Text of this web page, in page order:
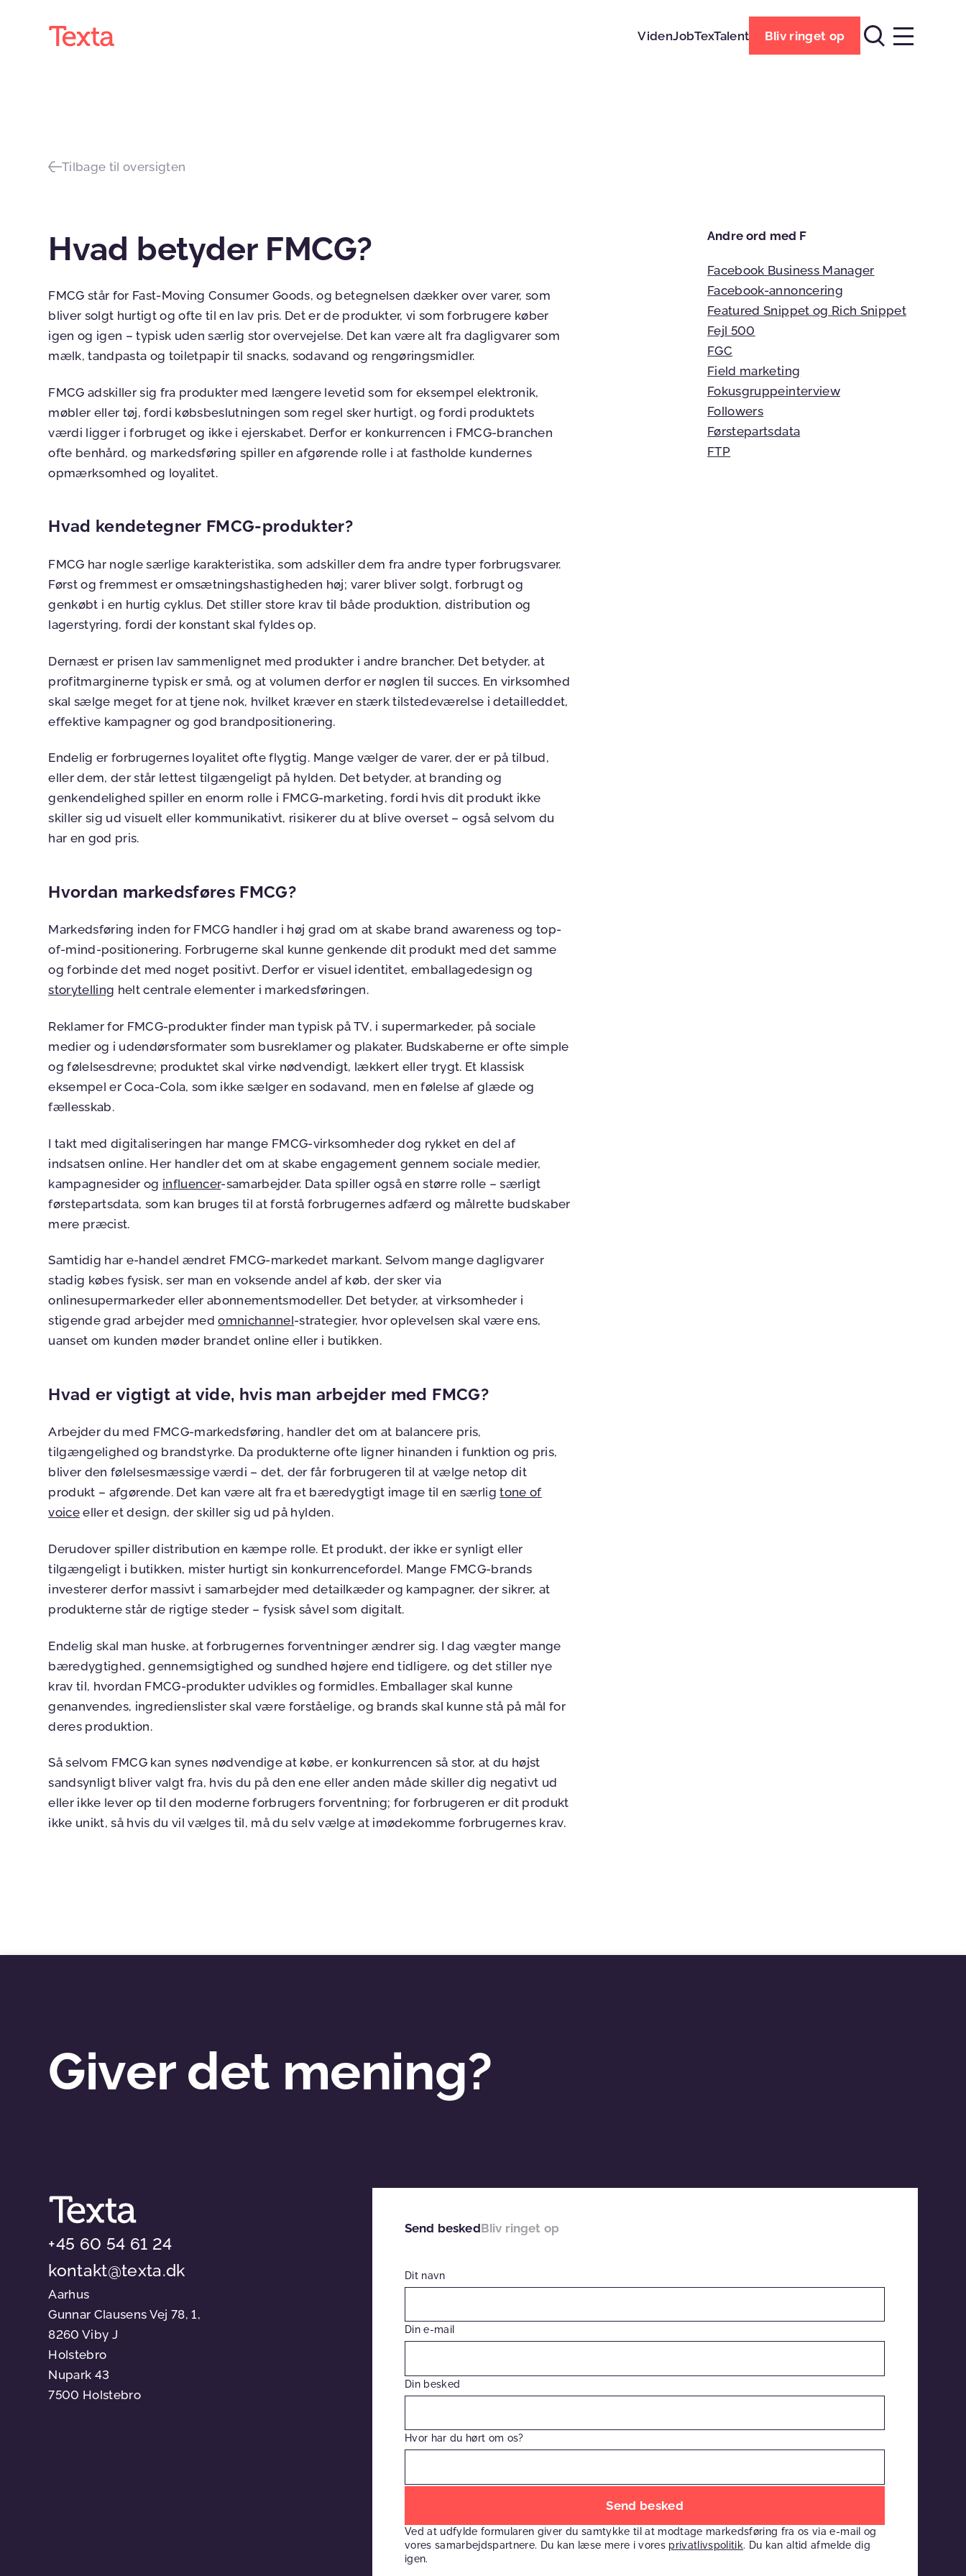
VidenJobTexTalent Bliv ringet op
Tilbage til oversigten
Hvad betyder FMCG?
FMCG står for Fast-Moving Consumer Goods, og betegnelsen dækker over varer, som
bliver solgt hurtigt og ofte til en lav pris. Det er de produkter, vi som forbrugere køber
igen og igen – typisk uden særlig stor overvejelse. Det kan være alt fra dagligvarer som
mælk, tandpasta og toiletpapir til snacks, sodavand og rengøringsmidler.
FMCG adskiller sig fra produkter med længere levetid som for eksempel elektronik,
møbler eller tøj, fordi købsbeslutningen som regel sker hurtigt, og fordi produktets
værdi ligger i forbruget og ikke i ejerskabet. Derfor er konkurrencen i FMCG-branchen
ofte benhård, og markedsføring spiller en afgørende rolle i at fastholde kundernes
opmærksomhed og loyalitet.
Hvad kendetegner FMCG-produkter?
FMCG har nogle særlige karakteristika, som adskiller dem fra andre typer forbrugsvarer.
Først og fremmest er omsætningshastigheden høj; varer bliver solgt, forbrugt og
genkøbt i en hurtig cyklus. Det stiller store krav til både produktion, distribution og
lagerstyring, fordi der konstant skal fyldes op.
Dernæst er prisen lav sammenlignet med produkter i andre brancher. Det betyder, at
profitmarginerne typisk er små, og at volumen derfor er nøglen til succes. En virksomhed
skal sælge meget for at tjene nok, hvilket kræver en stærk tilstedeværelse i detailleddet,
effektive kampagner og god brandpositionering.
Endelig er forbrugernes loyalitet ofte flygtig. Mange vælger de varer, der er på tilbud,
eller dem, der står lettest tilgængeligt på hylden. Det betyder, at branding og
genkendelighed spiller en enorm rolle i FMCG-marketing, fordi hvis dit produkt ikke
skiller sig ud visuelt eller kommunikativt, risikerer du at blive overset – også selvom du
har en god pris.
Hvordan markedsføres FMCG?
Markedsføring inden for FMCG handler i høj grad om at skabe brand awareness og top-
of-mind-positionering. Forbrugerne skal kunne genkende dit produkt med det samme
og forbinde det med noget positivt. Derfor er visuel identitet, emballagedesign og
storytelling helt centrale elementer i markedsføringen.
Reklamer for FMCG-produkter finder man typisk på TV, i supermarkeder, på sociale
medier og i udendørsformater som busreklamer og plakater. Budskaberne er ofte simple
og følelsesdrevne; produktet skal virke nødvendigt, lækkert eller trygt. Et klassisk
eksempel er Coca-Cola, som ikke sælger en sodavand, men en følelse af glæde og
fællesskab.
I takt med digitaliseringen har mange FMCG-virksomheder dog rykket en del af
indsatsen online. Her handler det om at skabe engagement gennem sociale medier,
kampagnesider og influencer-samarbejder. Data spiller også en større rolle – særligt
førstepartsdata, som kan bruges til at forstå forbrugernes adfærd og målrette budskaber
mere præcist.
Samtidig har e-handel ændret FMCG-markedet markant. Selvom mange dagligvarer
stadig købes fysisk, ser man en voksende andel af køb, der sker via
onlinesupermarkeder eller abonnementsmodeller. Det betyder, at virksomheder i
stigende grad arbejder medomnichannel-strategier, hvor oplevelsen skal være ens,
uanset om kunden møder brandet online eller i butikken.
Hvad er vigtigt at vide, hvis man arbejder med FMCG?
Arbejder du med FMCG-markedsføring, handler det om at balancere pris,
tilgængelighed og brandstyrke. Da produkterne ofte ligner hinanden i funktion og pris,
bliver den følelsesmæssige værdi – det, der får forbrugeren til at vælge netop dit
produkt – afgørende. Det kan være alt fra et bæredygtigt image til en særligtone of
voiceeller et design, der skiller sig ud på hylden.
Derudover spiller distribution en kæmpe rolle. Et produkt, der ikke er synligt eller
tilgængeligt i butikken, mister hurtigt sin konkurrencefordel. Mange FMCG-brands
investerer derfor massivt i samarbejder med detailkæder og kampagner, der sikrer, at
produkterne står de rigtige steder – fysisk såvel som digitalt.
Endelig skal man huske, at forbrugernes forventninger ændrer sig. I dag vægter mange
bæredygtighed, gennemsigtighed og sundhed højere end tidligere, og det stiller nye
krav til, hvordan FMCG-produkter udvikles og formidles. Emballager skal kunne
genanvendes, ingredienslister skal være forståelige, og brands skal kunne stå på mål for
deres produktion.
Så selvom FMCG kan synes nødvendige at købe, er konkurrencen så stor, at du højst
sandsynligt bliver valgt fra, hvis du på den ene eller anden måde skiller dig negativt ud
eller ikke lever op til den moderne forbrugers forventning; for forbrugeren er dit produkt
ikke unikt, så hvis du vil vælges til, må du selv vælge at imødekomme forbrugernes krav.
Andre ord med F
Facebook Business Manager
Facebook-annoncering
Featured Snippet og Rich Snippet
Fejl 500
FGC
Field marketing
Fokusgruppeinterview
Followers
Førstepartsdata
FTP
Giver det mening?
Send beskedBliv ringet op
Dit navn
Din e-mail
Din besked
Hvor har du hørt om os?
dette
felt
Ved at udfylde formularen giver du samtykke til at modtage markedsføring fra os via e-mail og
vores samarbejdspartnere. Du kan læse mere i vores privatlivspolitik. Du kan altid afmelde dig
igen.
+45 60 54 61 24
kontakt@texta.dk
Aarhus
Gunnar Clausens Vej 78, 1,
8260 Viby J
Holstebro
Nupark 43
7500 Holstebro